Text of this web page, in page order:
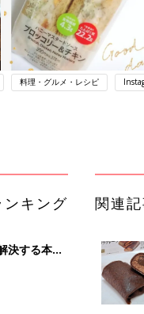
料理・グルメ・レシピ
キング
決する本
月～2才
関連